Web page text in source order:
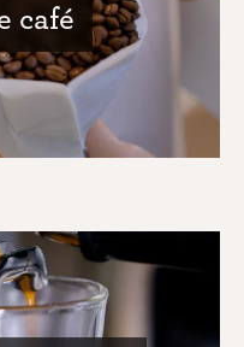
café